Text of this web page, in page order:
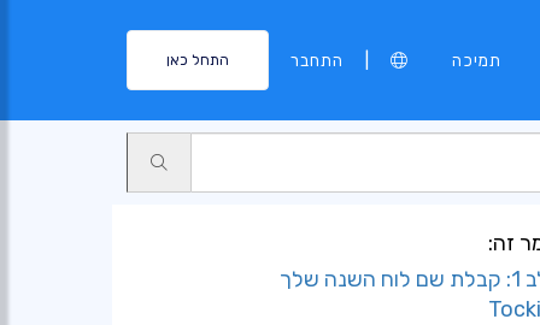
תמיכה התחבר התחל כאן
זה:
- שלב 1: קבלת שם לוח השנה שלך